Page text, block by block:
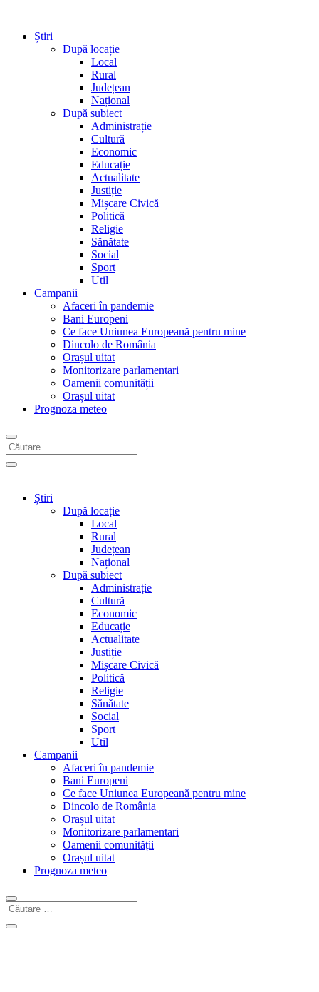
Știri
După locație
Local
Rural
Județean
Național
După subiect
Administrație
Cultură
Economic
Educație
Actualitate
Justiție
Mișcare Civică
Politică
Religie
Sănătate
Social
Sport
Util
Campanii
Afaceri în pandemie
Bani Europeni
Ce face Uniunea Europeană pentru mine
Dincolo de România
Orașul uitat
Monitorizare parlamentari
Oamenii comunității
Orașul uitat
Prognoza meteo
Știri
După locație
Local
Rural
Județean
Național
După subiect
Administrație
Cultură
Economic
Educație
Actualitate
Justiție
Mișcare Civică
Politică
Religie
Sănătate
Social
Sport
Util
Campanii
Afaceri în pandemie
Bani Europeni
Ce face Uniunea Europeană pentru mine
Dincolo de România
Orașul uitat
Monitorizare parlamentari
Oamenii comunității
Orașul uitat
Prognoza meteo